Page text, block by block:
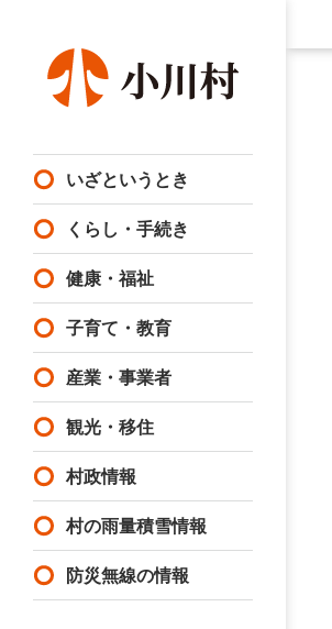
いざというとき
くらし・手続き
健康・福祉
子育て・教育
産業・事業者
観光・移住
村政情報
村の雨量積雪情報
防災無線の情報